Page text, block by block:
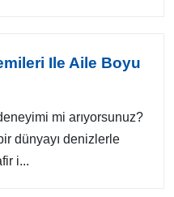
Ile Aile Boyu
mi arıyorsunuz?
dünyayı denizlerle
i...